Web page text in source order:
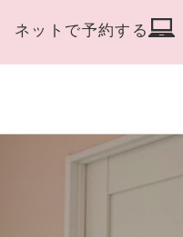
ネットで予約する